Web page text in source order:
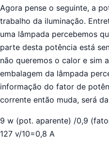
Agora pense o seguinte, a
trabalho da iluminação.
uma lâmpada percebemos
parte desta potência está
não queremos o calor e sim
embalagem da lâmpada
informação do fator de
corrente então muda, será
9 w (pot. aparente) /0,9
127 v/10=0,8 A